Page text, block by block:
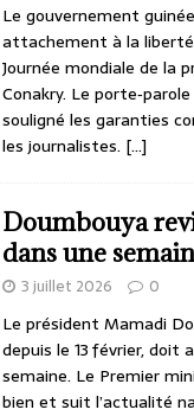
Le gouvernement
attachement à la liberté
Journée mondiale de la
Conakry. Le
souligné les garanties
les journalistes. […]
Doumbouya
dans une
3 juillet 2026 0
Le président Mamadi
depuis le 13 février, doit
semaine. Le Premier
bien et suit l’actualité